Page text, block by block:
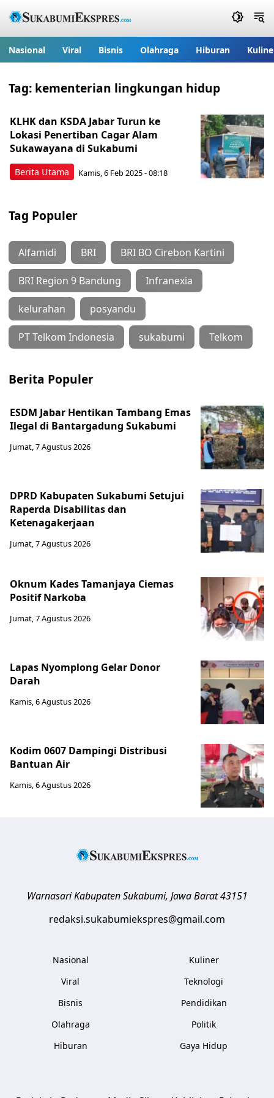
Nasional Viral Bisnis Olahraga Hiburan
Tag: kementerian lingkungan hidup
Berita Utama
KLHK dan KSDA Jabar Turun ke
Lokasi Penertiban Cagar Alam
Sukawayana di Sukabumi
Kamis, 6 Feb 2025 - 08:18
Tag Populer
Alfamidi BRI BRI BO Cirebon Kartini
BRI Region 9 Bandung Infranexia
kelurahan posyandu
PT Telkom Indonesia sukabumi Telkom
Berita Populer
ESDM Jabar Hentikan Tambang Emas
Ilegal di Bantargadung Sukabumi
Jumat, 7 Agustus 2026
DPRD Kabupaten Sukabumi Setujui
Raperda Disabilitas dan
Ketenagakerjaan
Jumat, 7 Agustus 2026
Oknum Kades Tamanjaya Ciemas
Positif Narkoba
Jumat, 7 Agustus 2026
Lapas Nyomplong Gelar Donor
Darah
Kamis, 6 Agustus 2026
Kodim 0607 Dampingi Distribusi
Bantuan Air
Kamis, 6 Agustus 2026
Warnasari Kabupaten Sukabumi, Jawa Barat 43151
redaksi.sukabumiekspres@gmail.com
Nasional
Viral
Bisnis
Olahraga
Hiburan
Kuliner
Teknologi
Pendidikan
Politik
Gaya Hidup